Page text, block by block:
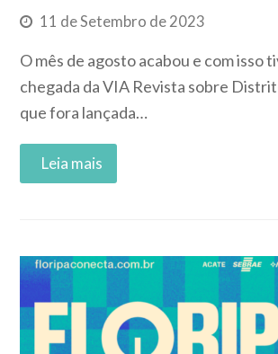
11 de Setembro de 2023
O mês de agosto acabou e com isso
chegada da VIA Revista sobre
que fora lançada…